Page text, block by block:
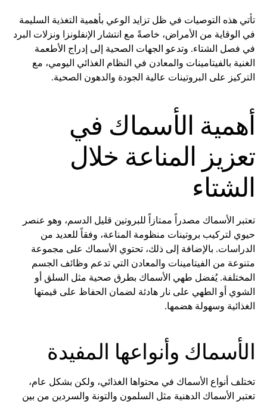
تأتي هذه التوصيات في ظل تزايد الوعي بأهمية التغذية السليمة
في الوقاية من الأمراض، خاصةً مع انتشار الإنفلونزا ونزلات البرد
في فصل الشتاء. وتدعو الجهات الصحية إلى إدراج الأطعمة
الغنية بالفيتامينات والمعادن في النظام الغذائي اليومي، مع
التركيز على البروتينات عالية الجودة والدهون الصحية.
أهمية الأسماك في
تعزيز المناعة خلال
الشتاء
تعتبر الأسماك مصدراً ممتازاً للبروتين قليل الدسم، وهو عنصر
حيوي لتركيب بروتينات منظومة المناعة، وفقاً للعديد من
الدراسات. بالإضافة إلى ذلك، تحتوي الأسماك على مجموعة
متنوعة من الفيتامينات والمعادن التي تدعم وظائف الجسم
المختلفة. يُفضل طهي الأسماك بطرق صحية مثل السلق أو
الشوي أو الطهي على نار هادئة لضمان الحفاظ على قيمتها
الغذائية وسهولة هضمها.
الأسماك وأنواعها المفيدة
تختلف أنواع الأسماك في محتواها الغذائي، ولكن بشكل عام،
تعتبر الأسماك الدهنية مثل السلمون والتونة والسردين من بين